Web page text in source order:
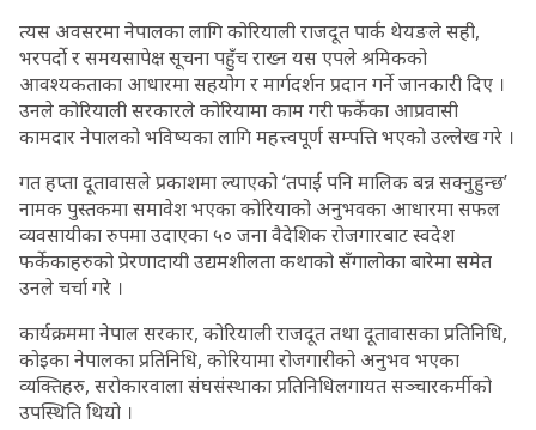
त्यस अवसरमा नेपालका लागि कोरियाली राजदूत पार्क थेयङले सही,
भरपर्दो र समयसापेक्ष सूचना पहुँच राख्न यस एपले श्रमिकको
आवश्यकताका आधारमा सहयोग र मार्गदर्शन प्रदान गर्ने जानकारी दिए ।
उनले कोरियाली सरकारले कोरियामा काम गरी फर्केका आप्रवासी
कामदार नेपालको भविष्यका लागि महत्त्वपूर्ण सम्पत्ति भएको उल्लेख गरे ।
गत हप्ता दूतावासले प्रकाशमा ल्याएको ‘तपाईं पनि मालिक बन्न सक्नुहुन्छ’
नामक पुस्तकमा समावेश भएका कोरियाको अनुभवका आधारमा सफल
व्यवसायीका रुपमा उदाएका ५० जना वैदेशिक रोजगारबाट स्वदेश
फर्केकाहरुको प्रेरणादायी उद्यमशीलता कथाको सँगालोका बारेमा समेत
उनले चर्चा गरे ।
कार्यक्रममा नेपाल सरकार, कोरियाली राजदूत तथा दूतावासका प्रतिनिधि,
कोइका नेपालका प्रतिनिधि, कोरियामा रोजगारीको अनुभव भएका
व्यक्तिहरु, सरोकारवाला संघसंस्थाका प्रतिनिधिलगायत सञ्चारकर्मीको
उपस्थिति थियो ।